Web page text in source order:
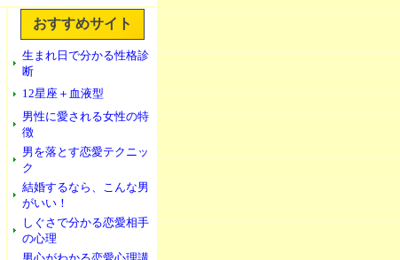
おすすめサイト
生まれ日で分かる性格診
断
12星座＋血液型
男性に愛される女性の特
徴
男を落とす恋愛テクニッ
ク
結婚するなら、こんな男
がいい！
しぐさで分かる恋愛相手
の心理